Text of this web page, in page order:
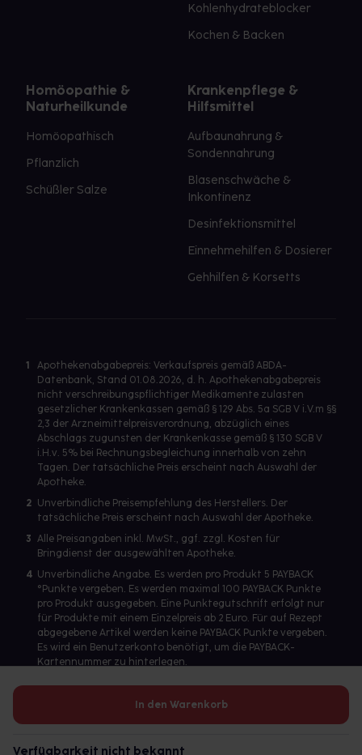
In den Warenkorb
Verfügbarkeit nicht bekannt
Kohlenhydrateblocker
Kochen & Backen
Homöopathie &
Naturheilkunde
Homöopathisch
Pflanzlich
Schüßler Salze
Krankenpflege &
Hilfsmittel
Aufbaunahrung &
Sondennahrung
Blasenschwäche &
Inkontinenz
Desinfektionsmittel
Einnehmehilfen & Dosierer
Gehhilfen & Korsetts
1
Apothekenabgabepreis: Verkaufspreis gemäß ABDA-
Datenbank, Stand 01.08.2026, d. h. Apothekenabgabepreis
nicht verschreibungspflichtiger Medikamente zulasten
gesetzlicher Krankenkassen gemäß § 129 Abs. 5a SGB V i.V.m §§
2,3 der Arzneimittelpreisverordnung, abzüglich eines
Abschlags zugunsten der Krankenkasse gemäß § 130 SGB V
i.H.v. 5% bei Rechnungsbegleichung innerhalb von zehn
Tagen. Der tatsächliche Preis erscheint nach Auswahl der
Apotheke.
2 Unverbindliche Preisempfehlung des Herstellers. Der
tatsächliche Preis erscheint nach Auswahl der Apotheke.
3 Alle Preisangaben inkl. MwSt., ggf. zzgl. Kosten für
Bringdienst der ausgewählten Apotheke.
4 Unverbindliche Angabe. Es werden pro Produkt 5 PAYBACK
°Punkte vergeben. Es werden maximal 100 PAYBACK Punkte
pro Produkt ausgegeben. Eine Punktegutschrift erfolgt nur
für Produkte mit einem Einzelpreis ab 2 Euro. Für auf Rezept
abgegebene Artikel werden keine PAYBACK Punkte vergeben.
Es wird ein Benutzerkonto benötigt, um die PAYBACK-
Kartennummer zu hinterlegen.
Betreiber des Portals und verantwortlich: gesund.de GmbH &